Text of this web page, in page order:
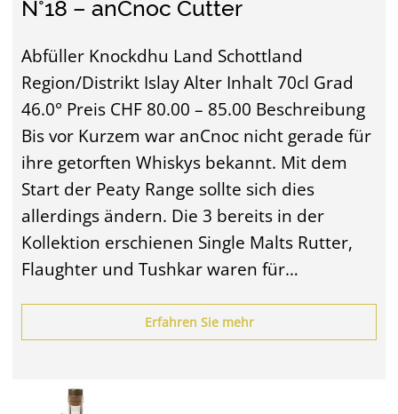
N°18 – anCnoc Cutter
Abfüller Knockdhu Land Schottland
Region/Distrikt Islay Alter Inhalt 70cl Grad
46.0° Preis CHF 80.00 – 85.00 Beschreibung
Bis vor Kurzem war anCnoc nicht gerade für
ihre getorften Whiskys bekannt. Mit dem
Start der Peaty Range sollte sich dies
allerdings ändern. Die 3 bereits in der
Kollektion erschienen Single Malts Rutter,
Flaughter und Tushkar waren für…
Erfahren Sie mehr